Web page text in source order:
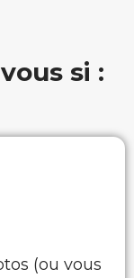
si :
(ou vous